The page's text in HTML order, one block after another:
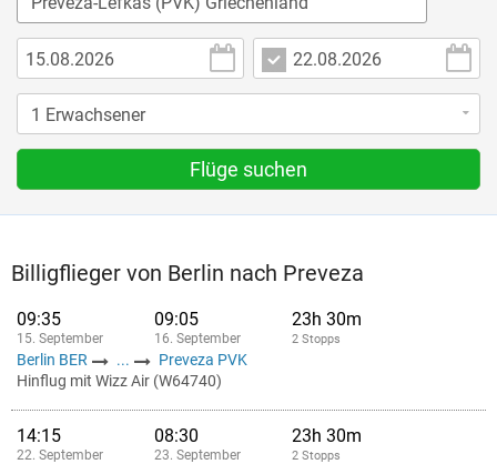
Flüge suchen
Billigflieger von Berlin nach Preveza
09:35
15. September
09:05
16. September
23h 30m
2 Stopps
Berlin BER ...
Preveza PVK
Hinflug mit Wizz Air (W64740)
14:15
22. September
08:30
23. September
23h 30m
2 Stopps